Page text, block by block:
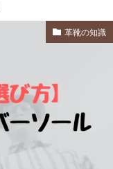
革靴の知識